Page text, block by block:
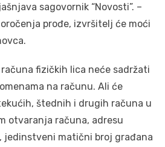
sagovornik “Novosti”. –
prođe, izvršitelj će moći
fizičkih lica neće sadržati
na računu. Ali će
štednih i drugih računa u
otvaranja računa, adresu
jedinstveni matični broj građana